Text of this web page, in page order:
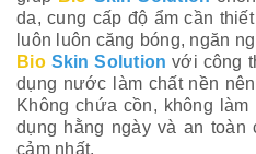
da, cung cấp độ ẩm cần
luôn luôn căng bóng, ngăn
Bio Skin Solution với công
dụng nước làm chất nền
Không chứa cồn, không
dụng hằng ngày và an
cảm nhất.